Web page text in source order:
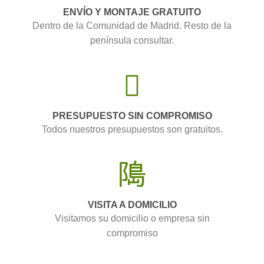
ENVÍO Y MONTAJE GRATUITO
Dentro de la Comunidad de Madrid. Resto de la
península consultar.
PRESUPUESTO SIN COMPROMISO
Todos nuestros presupuestos son gratuitos.
VISITA A DOMICILIO
Visitamos su domicilio o empresa sin
compromiso